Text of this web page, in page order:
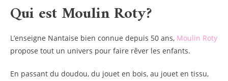
Qui est Moulin Roty?
L’enseigne Nantaise bien connue depuis 50 ans, Moulin Roty
propose tout un univers pour faire rêver les enfants.
En passant du doudou, du jouet en bois, au jouet en tissu,